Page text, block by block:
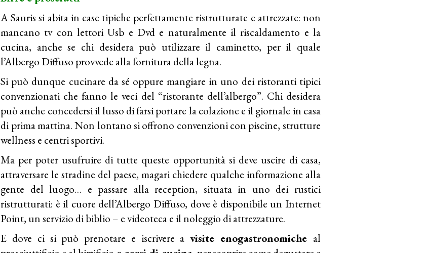
A Sauris si abita in case tipiche perfettamente ristrutturate e attrezzate: non
mancano tv con lettori Usb e Dvd e naturalmente il riscaldamento e la
cucina, anche se chi desidera può utilizzare il caminetto, per il quale
l’Albergo Diffuso provvede alla fornitura della legna.
Si può dunque cucinare da sé oppure mangiare in uno dei ristoranti tipici
convenzionati che fanno le veci del “ristorante dell’albergo”. Chi desidera
può anche concedersi il lusso di farsi portare la colazione e il giornale in casa
di prima mattina. Non lontano si offrono convenzioni con piscine, strutture
wellness e centri sportivi.
Ma per poter usufruire di tutte queste opportunità si deve uscire di casa,
attraversare le stradine del paese, magari chiedere qualche informazione alla
gente del luogo… e passare alla reception, situata in uno dei rustici
ristrutturati: è il cuore dell’Albergo Diffuso, dove è disponibile un Internet
Point, un servizio di biblio – e videoteca e il noleggio di attrezzature.
E dove ci si può prenotare e iscrivere avisite enogastronomiche al